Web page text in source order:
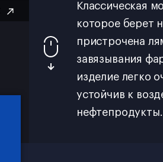
Классическая
которое берет
пристрочена
завязывания
изделие легко
устойчив к
нефтепродукты.